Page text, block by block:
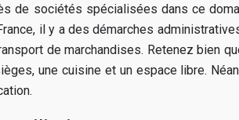
de sociétés spécialisées dans ce
il y a des démarches
de marchandises. Retenez bien
une cuisine et un espace libre.